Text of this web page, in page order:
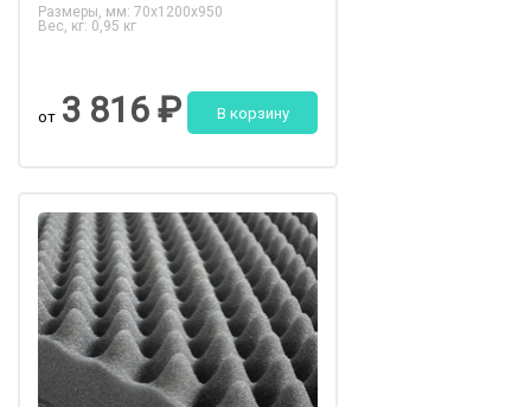
Размеры, мм: 70x1200x950
Вес, кг: 0,95 кг
от 3 816 ₽ В корзину